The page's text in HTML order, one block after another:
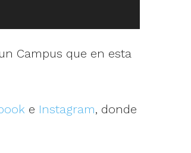
Campus que en esta
e Instagram, donde